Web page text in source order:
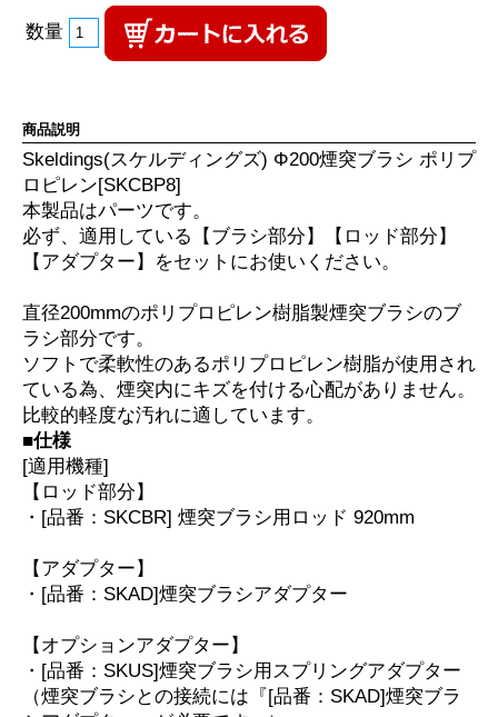
数量
商品説明
Skeldings(スケルディングズ) Φ200煙突ブラシ ポリプ
ロピレン[SKCBP8]
本製品はパーツです。
必ず、適用している【ブラシ部分】【ロッド部分】
【アダプター】をセットにお使いください。
直径200mmのポリプロピレン樹脂製煙突ブラシのブ
ラシ部分です。
ソフトで柔軟性のあるポリプロピレン樹脂が使用され
ている為、煙突内にキズを付ける心配がありません。
比較的軽度な汚れに適しています。
■仕様
[適用機種]
【ロッド部分】
・[品番：SKCBR] 煙突ブラシ用ロッド 920mm
【アダプター】
・[品番：SKAD]煙突ブラシアダプター
【オプションアダプター】
・[品番：SKUS]煙突ブラシ用スプリングアダプター
（煙突ブラシとの接続には『[品番：SKAD]煙突ブラ